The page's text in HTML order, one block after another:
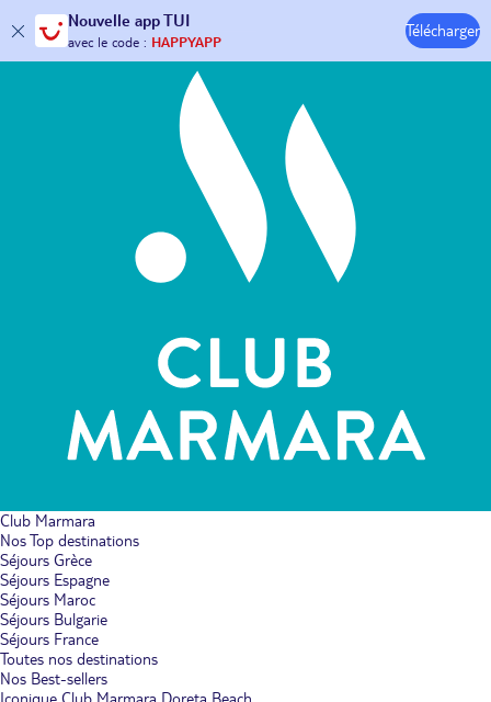
Nouvelle app TUI
30€ offerts*sur votrevoyage !
avec le code :HAPPYAPP
Télécharger
Hôtels & Clubs
Club Marmara
Nos Top destinations
Séjours Grèce
Séjours Espagne
Séjours Maroc
Séjours Bulgarie
Séjours France
Toutes nos destinations
Nos Best-sellers